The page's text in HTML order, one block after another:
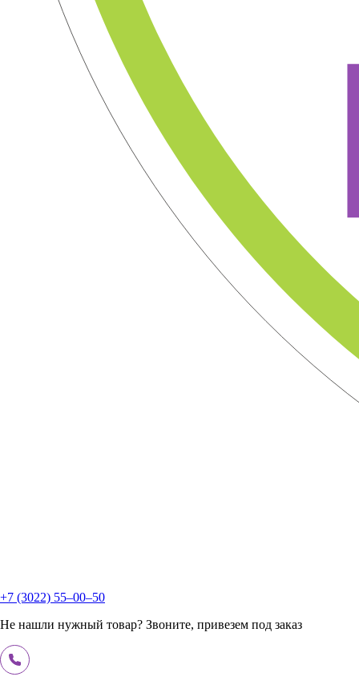
+7 (3022) 55‒00‒50
Не нашли нужный товар? Звоните, привезем под заказ